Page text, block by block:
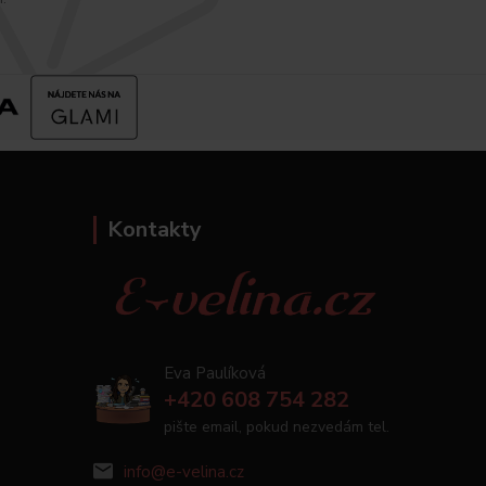
Kontakty
Eva Paulíková
+420 608 754 282
pište email, pokud nezvedám tel.
info@e-velina.cz